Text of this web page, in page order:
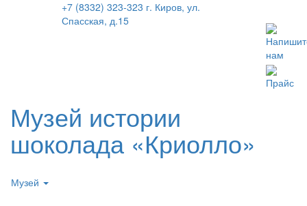
+7 (8332) 323-323 г. Киров, ул.
Спасская, д.15
нам
Прайс
Музей истории
шоколада «Криолло»
Музей